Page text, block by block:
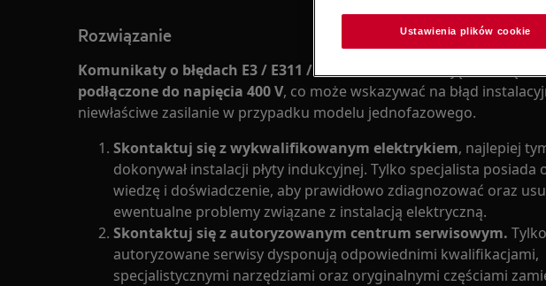
Rozwiązanie
Komunikaty o błędach E3 / E311 / E312 / E313
podłączone do napięcia 400 V, co może wskazywać na błąd
niewłaściwe zasilanie w przypadku modelu jednofazowego.
Skontaktuj się z wykwalifikowanym elektrykiem, najlepiej
dokonywał instalacji płyty indukcyjnej. Tylko specjalista posiada
wiedzę i doświadczenie, aby prawidłowo zdiagnozować oraz
ewentualne problemy związane z instalacją elektryczną.
Skontaktuj się z autoryzowanym centrum serwisowym. Tylko
autoryzowane serwisy dysponują odpowiednimi kwalifikacjami,
specjalistycznymi narzędziami oraz oryginalnymi częściami
Ustawienia plików cookie